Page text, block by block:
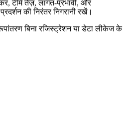
टीमें तेज़, लागत‑प्रभावी, और
की निरंतर निगरानी रखें।
बिना रजिस्ट्रेशन या डेटा लीकेज के